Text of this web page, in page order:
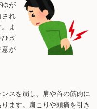
ゆが
され
ま
ひざ
意が
スを崩し、肩や首の筋肉に
ます。肩こりや頭痛を引き